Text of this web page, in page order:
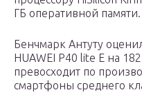
ГБ оперативной памяти.
Бенчмарк Антуту
HUAWEI P40 lite E на
превосходит по
смартфоны среднего